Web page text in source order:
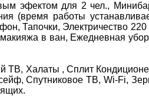
эфектом для 2 чел.,
(время работы
Тапочки, Электричество
в ван, Ежедневная
Халаты , Сплит
Спутниковое ТВ, Wi-Fi,